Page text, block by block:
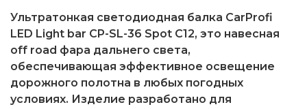
Ультратонкая светодиодная балка CarProfi
LED Light bar CP-SL-36 Spot C12, это навесная
off road фара дальнего света,
обеспечивающая эффективное освещение
дорожного полотна в любых погодных
условиях. Изделие разработано для